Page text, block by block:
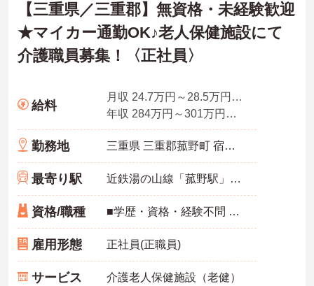
【三重県／三重郡】無資格・未経験歓迎
★マイカー通勤OK♪老人保健施設にて
介護職員募集！〈正社員〉
給料
月収 24.7万円～28.5万円程度（諸手当込）
年収 284万円～301万円程度（諸手当賞与込）
勤務地 三重県 三重郡菰野町 宿野371番地
最寄り駅 近鉄湯の山線「菰野駅」徒歩14分
資格/職種 ■学歴・資格・経験不問 ■介護福祉士資格優遇
雇用形態 正社員(正職員)
サービス 介護老人保健施設（老健）